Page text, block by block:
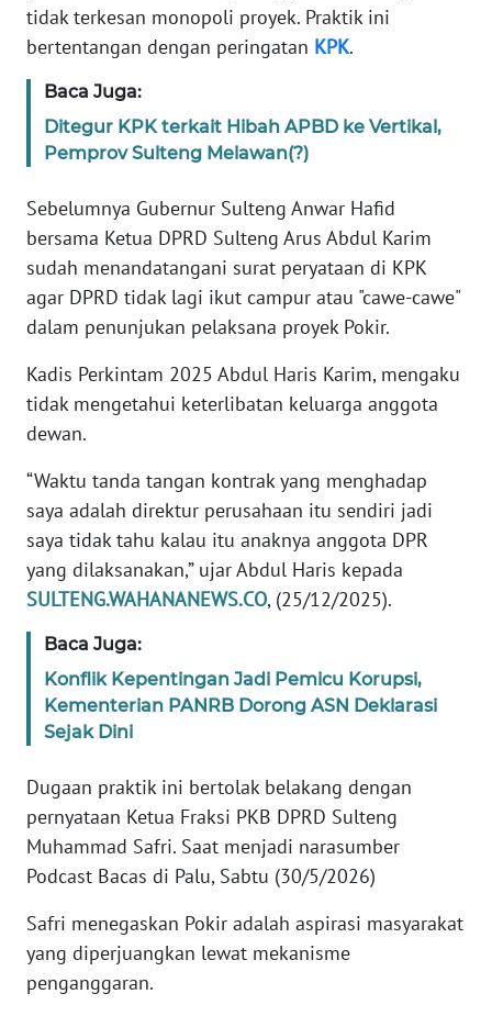
tidak terkesan monopoli proyek. Praktik ini
bertentangan dengan peringatan KPK.
Baca Juga:
Ditegur KPK terkait Hibah APBD ke Vertikal,
Pemprov Sulteng Melawan(?)
Sebelumnya Gubernur Sulteng Anwar Hafid
bersama Ketua DPRD Sulteng Arus Abdul Karim
sudah menandatangani surat peryataan di KPK
agar DPRD tidak lagi ikut campur atau "cawe-cawe"
dalam penunjukan pelaksana proyek Pokir.
Kadis Perkintam 2025 Abdul Haris Karim, mengaku
tidak mengetahui keterlibatan keluarga anggota
dewan.
“Waktu tanda tangan kontrak yang menghadap
saya adalah direktur perusahaan itu sendiri jadi
saya tidak tahu kalau itu anaknya anggota DPR
yang dilaksanakan,” ujar Abdul Haris kepada
SULTENG.WAHANANEWS.CO, (25/12/2025).
Baca Juga:
Konflik Kepentingan Jadi Pemicu Korupsi,
Kementerian PANRB Dorong ASN Deklarasi
Sejak Dini
Dugaan praktik ini bertolak belakang dengan
pernyataan Ketua Fraksi PKB DPRD Sulteng
Muhammad Safri. Saat menjadi narasumber
Podcast Bacas di Palu, Sabtu (30/5/2026)
Safri menegaskan Pokir adalah aspirasi masyarakat
yang diperjuangkan lewat mekanisme
penganggaran.
JAKARTA
JABAR
WN
WN
NTT
KEPRI
WN
WN
PAPUA
BARAT
WN
RIAU
SERAMBI
WN
WN
SULTRA
NTB
WN